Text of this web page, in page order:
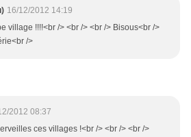
16/12/2012 14:19
village !!!!<br /> <br /> <br /> Bisous<br />
/>
2012 08:37
ces villages !<br /> <br /> <br />